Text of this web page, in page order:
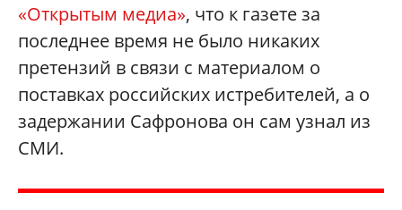
«Открытым медиа», что к газете за
последнее время не было никаких
претензий в связи с материалом о
поставках российских истребителей, а о
задержании Сафронова он сам узнал из
СМИ.